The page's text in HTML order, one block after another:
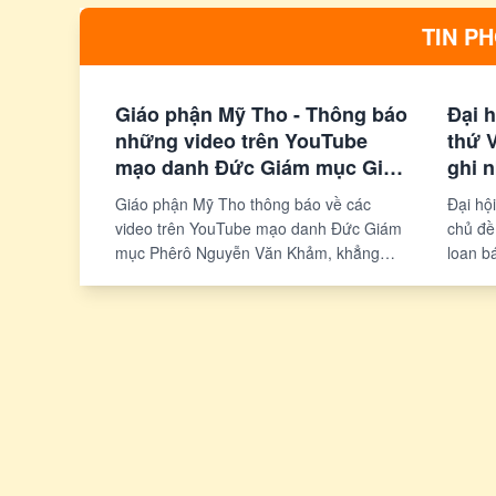
Đức Mẹ Lộ Đức. Chuyến đi cũng có cuộc
trong Giáo hội.
việc
Buổi
cung
ngại về
đang
hữu.
TIN
Giáo phận Mỹ Tho - Thông báo
những video trên YouTube
mạo danh Đức Giám mục Giáo
phận Mỹ Tho
Giáo phận Mỹ Tho thông báo về các
video trên YouTube mạo danh Đức Giám
mục Phêrô Nguyễn Văn Khảm, khẳng
Đại
thứ
ghi
Đại
chủ
loan